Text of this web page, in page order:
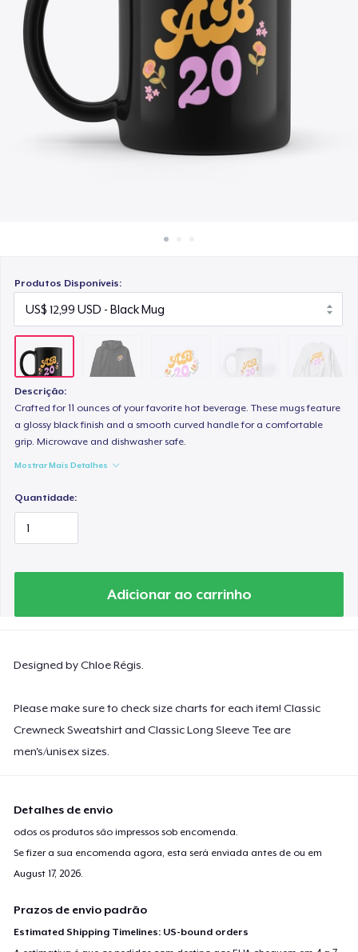
Venda em todo lugar
Venda qualquer coisa
Produtos Disponíveis:
Descrição:
Crafted for 11 ounces of your favorite hot beverage. These mugs feature
a glossy black finish and a smooth curved handle for a comfortable
grip. Microwave and dishwasher safe.
Mostrar Mais Detalhes
Quantidade:
Adicionar ao carrinho
Designed by Chloe Régis.
Please make sure to check size charts for each item! Classic
Crewneck Sweatshirt and Classic Long Sleeve Tee are
men's/unisex sizes.
Detalhes de envio
odos os produtos são impressos sob encomenda.
Se fizer a sua encomenda agora, esta será enviada antes de ou em
August 17, 2026
Prazos de envio padrão
Estimated Shipping Timelines: US-bound orders
US$ 10,53
Unisex Classic Crewneck Sweatshirt
US$ 26,28
Kids Premium Tee
Classic Long Sleeve Tee